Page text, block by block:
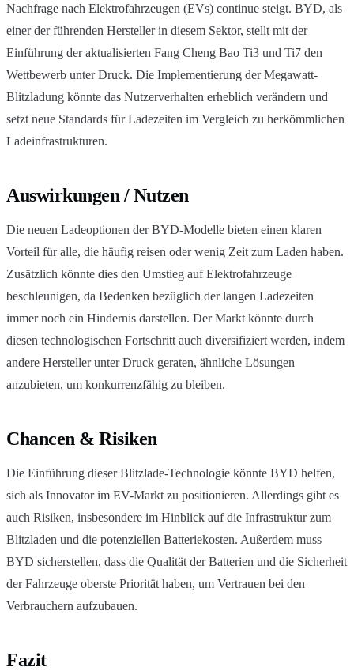
Nachfrage nach Elektrofahrzeugen (EVs) continue steigt. BYD, als
einer der führenden Hersteller in diesem Sektor, stellt mit der
Einführung der aktualisierten Fang Cheng Bao Ti3 und Ti7 den
Wettbewerb unter Druck. Die Implementierung der Megawatt-
Blitzladung könnte das Nutzerverhalten erheblich verändern und
setzt neue Standards für Ladezeiten im Vergleich zu herkömmlichen
Ladeinfrastrukturen.
Auswirkungen / Nutzen
Die neuen Ladeoptionen der BYD-Modelle bieten einen klaren
Vorteil für alle, die häufig reisen oder wenig Zeit zum Laden haben.
Zusätzlich könnte dies den Umstieg auf Elektrofahrzeuge
beschleunigen, da Bedenken bezüglich der langen Ladezeiten
immer noch ein Hindernis darstellen. Der Markt könnte durch
diesen technologischen Fortschritt auch diversifiziert werden, indem
andere Hersteller unter Druck geraten, ähnliche Lösungen
anzubieten, um konkurrenzfähig zu bleiben.
Chancen & Risiken
Die Einführung dieser Blitzlade-Technologie könnte BYD helfen,
sich als Innovator im EV-Markt zu positionieren. Allerdings gibt es
auch Risiken, insbesondere im Hinblick auf die Infrastruktur zum
Blitzladen und die potenziellen Batteriekosten. Außerdem muss
BYD sicherstellen, dass die Qualität der Batterien und die Sicherheit
der Fahrzeuge oberste Priorität haben, um Vertrauen bei den
Verbrauchern aufzubauen.
Fazit